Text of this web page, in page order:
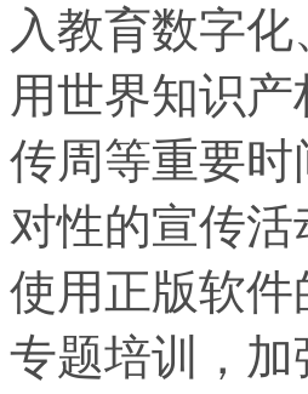
入教育数字
用世界知识
传周等重要
对性的宣传
使用正版软
专题培训，